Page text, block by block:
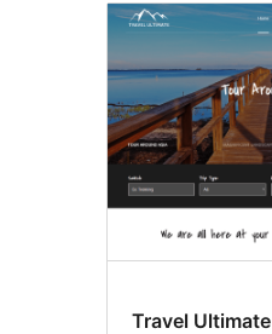
Travel Ultimate